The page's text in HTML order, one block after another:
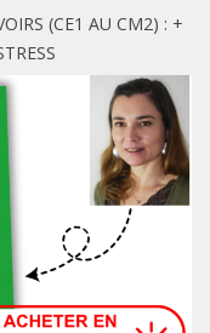
(CE1 AU CM2) : +